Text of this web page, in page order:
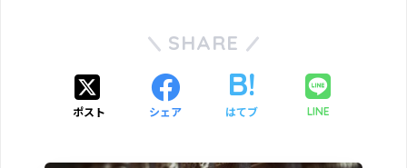
SHARE
ポスト シェア はてブ LINE